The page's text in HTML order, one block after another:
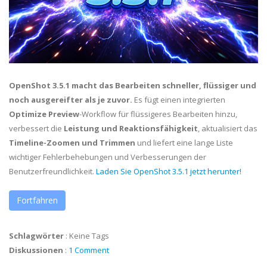
OpenShot 3.5.1 macht das Bearbeiten schneller, flüssiger und
noch ausgereifter als je zuvor. Es fügt einen integrierten
Optimize Preview-Workflow für flüssigeres Bearbeiten hinzu,
verbessert die Leistung und Reaktionsfähigkeit, aktualisiert das
Timeline-Zoomen und Trimmen und liefert eine lange Liste
wichtiger Fehlerbehebungen und Verbesserungen der
Benutzerfreundlichkeit. Laden Sie OpenShot 3.5.1 jetzt herunter!
Fortfahren
Schlagwörter : Keine Tags
Diskussionen : 1 Comment